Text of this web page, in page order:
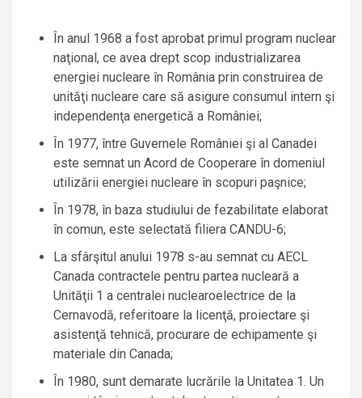
În anul 1968 a fost aprobat primul program nuclear
naţional, ce avea drept scop industrializarea
energiei nucleare în România prin construirea de
unităţi nucleare care să asigure consumul intern şi
independenţa energetică a României;
În 1977, între Guvernele României şi al Canadei
este semnat un Acord de Cooperare în domeniul
utilizării energiei nucleare în scopuri paşnice;
În 1978, în baza studiului de fezabilitate elaborat
în comun, este selectată filiera CANDU-6;
La sfârşitul anului 1978 s-au semnat cu AECL
Canada contractele pentru partea nucleară a
Unităţii 1 a centralei nuclearoelectrice de la
Cernavodă, referitoare la licenţă, proiectare şi
asistenţă tehnică, procurare de echipamente şi
materiale din Canada;
În 1980, sunt demarate lucrările la Unitatea 1. Un